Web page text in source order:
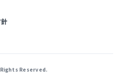
Rights Reserved.